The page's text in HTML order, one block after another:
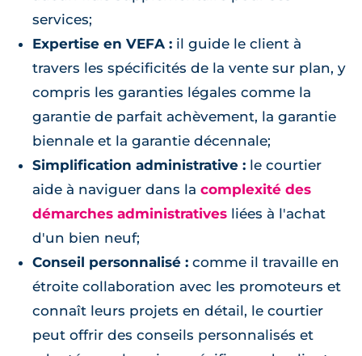
services;
Expertise en VEFA : il guide le client à
travers les spécificités de la vente sur plan, y
compris les garanties légales comme la
garantie de parfait achèvement, la garantie
biennale et la garantie décennale;
Simplification administrative : le courtier
aide à naviguer dans la complexité des
démarches administratives liées à l'achat
d'un bien neuf;
Conseil personnalisé : comme il travaille en
étroite collaboration avec les promoteurs et
connaît leurs projets en détail, le courtier
peut offrir des conseils personnalisés et